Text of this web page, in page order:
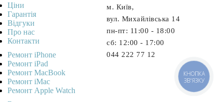
м. Київ,
вул. Михайлівська 14
пн-пт: 11:00 - 18:00
cб: 12:00 - 17:00
044 222 77 12
Ціни
Гарантія
Відгуки
Про нас
Контакти
Ремонт iPhone
Ремонт iPad
Ремонт MacBook
Ремонт iMac
Ремонт Apple Watch
КНОПКА
ЗВ'ЯЗКУ